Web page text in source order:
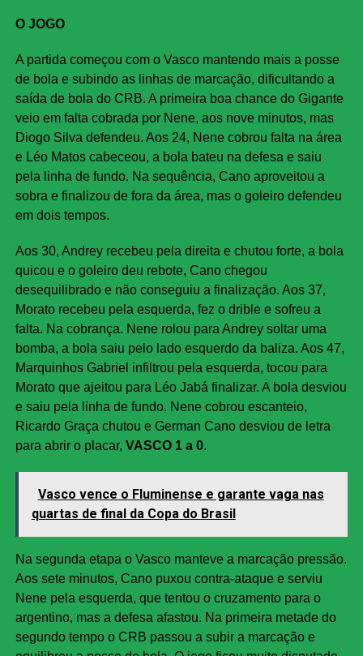
O JOGO
A partida começou com o Vasco mantendo mais a posse
de bola e subindo as linhas de marcação, dificultando a
saída de bola do CRB. A primeira boa chance do Gigante
veio em falta cobrada por Nene, aos nove minutos, mas
Diogo Silva defendeu. Aos 24, Nene cobrou falta na área
e Léo Matos cabeceou, a bola bateu na defesa e saiu
pela linha de fundo. Na sequência, Cano aproveitou a
sobra e finalizou de fora da área, mas o goleiro defendeu
em dois tempos.
Aos 30, Andrey recebeu pela direita e chutou forte, a bola
quicou e o goleiro deu rebote, Cano chegou
desequilibrado e não conseguiu a finalização. Aos 37,
Morato recebeu pela esquerda, fez o drible e sofreu a
falta. Na cobrança. Nene rolou para Andrey soltar uma
bomba, a bola saiu pelo lado esquerdo da baliza. Aos 47,
Marquinhos Gabriel infiltrou pela esquerda, tocou para
Morato que ajeitou para Léo Jabá finalizar. A bola desviou
e saiu pela linha de fundo. Nene cobrou escanteio,
Ricardo Graça chutou e German Cano desviou de letra
para abrir o placar, VASCO 1 a 0.
Vasco vence o Fluminense e garante vaga nas
quartas de final da Copa do Brasil
Na segunda etapa o Vasco manteve a marcação pressão.
Aos sete minutos, Cano puxou contra-ataque e serviu
Nene pela esquerda, que tentou o cruzamento para o
argentino, mas a defesa afastou. Na primeira metade do
segundo tempo o CRB passou a subir a marcação e